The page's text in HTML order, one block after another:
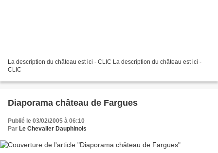
La description du château est ici - CLIC La description du château est ici -
CLIC
Diaporama château de Fargues
Publié le 03/02/2005 à 06:10
Par Le Chevalier Dauphinois